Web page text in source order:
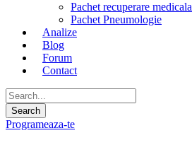
Pachet recuperare medicala
Pachet Pneumologie
Analize
Blog
Forum
Contact
Programeaza-te